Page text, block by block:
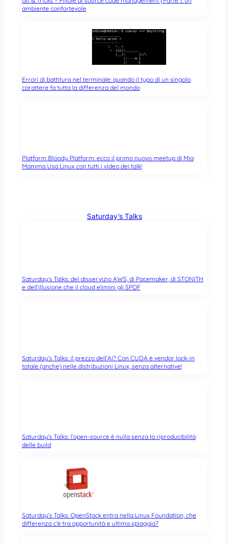
ambiente confortevole
Errori di battitura nel terminale: quando il typo di un singolo
carattere fa tutta la differenza del mondo
Platform Bloody Platform: ecco il primo nuovo meetup di Mia
Mamma Usa Linux con tutti i video dei talk!
Saturday’s Talks
Saturday’s Talks: del disservizio AWS, di Pacemaker, di STONITH
e dell’illusione che il cloud elimini gli SPOF
Saturday’s Talks: il prezzo dell’AI? Con CUDA è vendor lock-in
totale (anche) nelle distribuzioni Linux, senza alternative!
Saturday’s Talks: l’open-source è nulla senza la riproducibilità
delle build
Saturday’s Talks: OpenStack entra nella Linux Foundation, che
differenza c’è tra opportunità e ultima spiaggia?